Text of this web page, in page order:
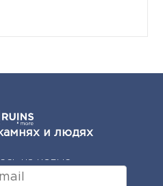
и людях
на новые